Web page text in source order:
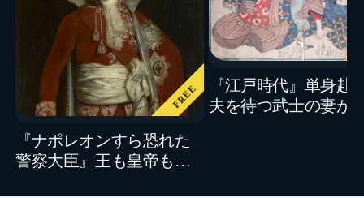
FREE
『ナポレオンすら恐れた
警察大臣』王も皇帝も裏
『江戸時代』単身赴
夫を待つ武士の妻が